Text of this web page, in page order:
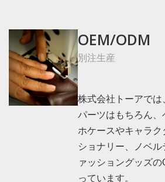
OEM/ODM
別注生産
株式会社トーアで
パーツはもちろん
ホケースやキャラ
ショナリー、ノベ
ァッショングッズ
っています。